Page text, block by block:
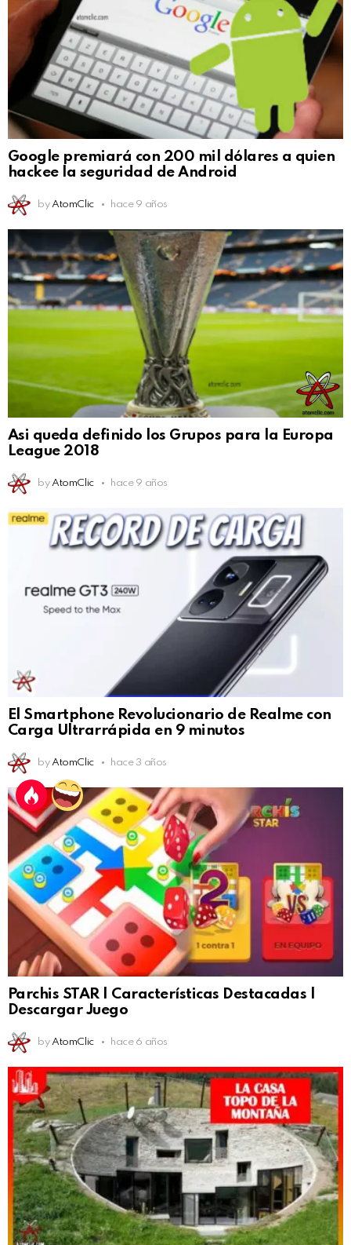
Google premiará con 200 mil dólares a quien
hackee la seguridad de Android
by AtomClic hace 9 años
Asi queda definido los Grupos para la Europa
League 2018
by AtomClic hace 9 años
El Smartphone Revolucionario de Realme con
Carga Ultrarrápida en 9 minutos
by AtomClic hace 3 años
Parchis STAR | Características Destacadas |
Descargar Juego
by AtomClic hace 6 años